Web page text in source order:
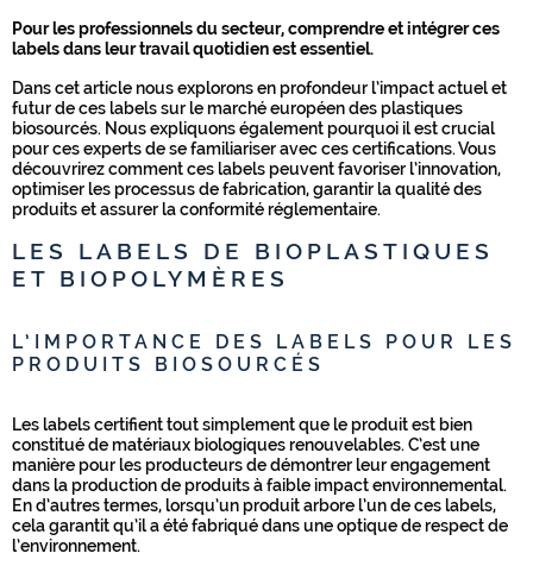
Pour les professionnels du secteur, comprendre et intégrer ces
labels dans leur travail quotidien est essentiel.
Dans cet article nous explorons en profondeur l’impact actuel et
futur de ces labels sur le marché européen des plastiques
biosourcés. Nous expliquons également pourquoi il est crucial
pour ces experts de se familiariser avec ces certifications. Vous
découvrirez comment ces labels peuvent favoriser l’innovation,
optimiser les processus de fabrication, garantir la qualité des
produits et assurer la conformité réglementaire.
LES LABELS DE BIOPLASTIQUES
ET BIOPOLYMÈRES
L’IMPORTANCE DES LABELS POUR LES
PRODUITS BIOSOURCÉS
Les labels certifient tout simplement que le produit est bien
constitué de matériaux biologiques renouvelables. C’est une
manière pour les producteurs de démontrer leur engagement
dans la production de produits à faible impact environnemental.
En d’autres termes, lorsqu’un produit arbore l’un de ces labels,
cela garantit qu’il a été fabriqué dans une optique de respect de
l’environnement.